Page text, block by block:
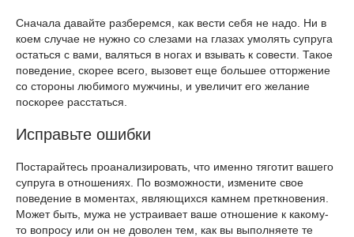
Сначала давайте разберемся, как вести себя не надо. Ни в
коем случае не нужно со слезами на глазах умолять супруга
остаться с вами, валяться в ногах и взывать к совести. Такое
поведение, скорее всего, вызовет еще большее отторжение
со стороны любимого мужчины, и увеличит его желание
поскорее расстаться.
Исправьте ошибки
Постарайтесь проанализировать, что именно тяготит вашего
супруга в отношениях. По возможности, измените свое
поведение в моментах, являющихся камнем преткновения.
Может быть, мужа не устраивает ваше отношение к какому-
то вопросу или он не доволен тем, как вы выполняете те